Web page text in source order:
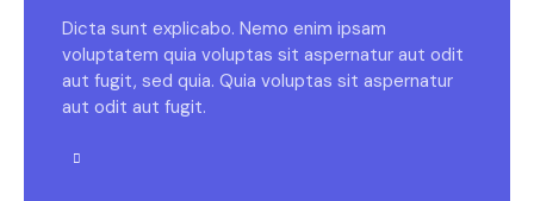
Dicta sunt explicabo. Nemo enim ipsam
voluptatem quia voluptas sit aspernatur aut odit
aut fugit, sed quia. Quia voluptas sit aspernatur
aut odit aut fugit.